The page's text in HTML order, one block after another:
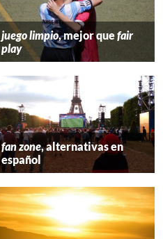
juego limpio, mejor quefair
play
fan zone, alternativas en
español